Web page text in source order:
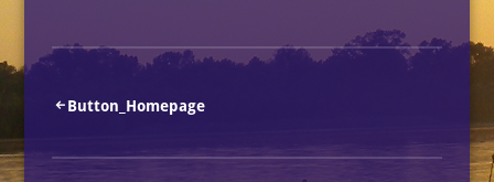
Beitragsnavigation
Button_Homepage